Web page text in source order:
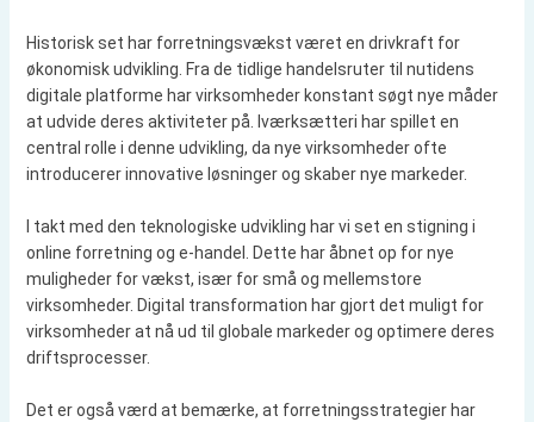
Historisk set har forretningsvækst været en drivkraft for
økonomisk udvikling. Fra de tidlige handelsruter til nutidens
digitale platforme har virksomheder konstant søgt nye måder
at udvide deres aktiviteter på. Iværksætteri har spillet en
central rolle i denne udvikling, da nye virksomheder ofte
introducerer innovative løsninger og skaber nye markeder.
I takt med den teknologiske udvikling har vi set en stigning i
online forretning og e-handel. Dette har åbnet op for nye
muligheder for vækst, især for små og mellemstore
virksomheder. Digital transformation har gjort det muligt for
virksomheder at nå ud til globale markeder og optimere deres
driftsprocesser.
Det er også værd at bemærke, at forretningsstrategier har